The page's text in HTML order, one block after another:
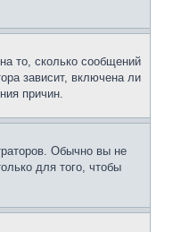
то, сколько сообщений
зависит, включена ли
причин.
Обычно вы не
для того, чтобы